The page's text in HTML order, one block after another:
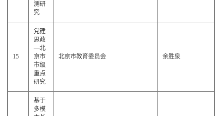
测研
究
15
党建
思政
—北
京市
市级
重点
研究
北京市教育委员会 余胜泉
基于
多模